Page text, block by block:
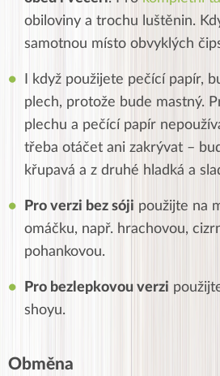
obiloviny a trochu luštěnin.
samotnou místo obvyklých
I když použijete pečící papír,
plech, protože bude mastný.
plechu a pečící papír
třeba otáčet ani zakrývat –
křupavá a z druhé hladká a
Pro verzi bez sóji použijte na
omáčku, např. hrachovou,
pohankovou.
Pro bezlepkovou verzi
shoyu.
Obměna